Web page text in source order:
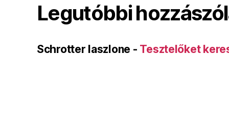
Legutóbbi
Schrotter laszlone - Tesztelőket